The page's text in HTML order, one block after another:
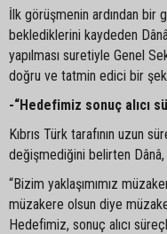
İlk görüşmenin ardından bir
beklediklerini kaydeden
yapılması suretiyle Genel
doğru ve tatmin edici bir
-“Hedefimiz sonuç alıcı
Kıbrıs Türk tarafının uzun
değişmediğini belirten
“Bizim yaklaşımımız
müzakere olsun diye
Hedefimiz, sonuç alıcı